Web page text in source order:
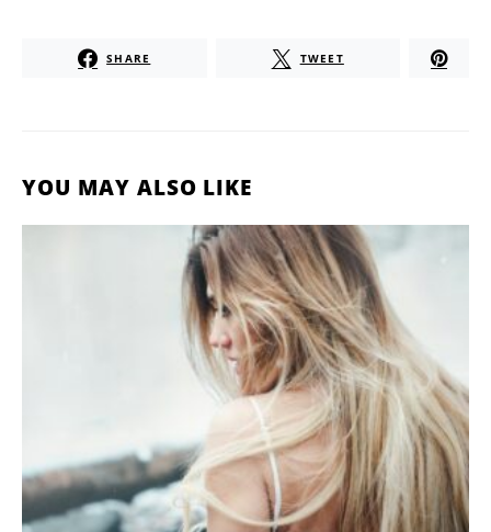
SHARE TWEET
YOU MAY ALSO LIKE